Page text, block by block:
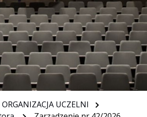
ORGANIZACJA UCZELNI